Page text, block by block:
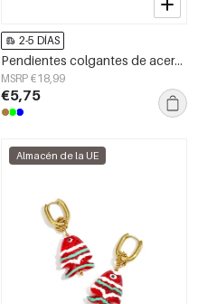
2-5 DÍAS
Pendientes colgantes de acero inoxidable con forma de flor, de la serie Daily Simple, joyería para mujer.
MSRP €18,99
€5,75
Almacén de la UE